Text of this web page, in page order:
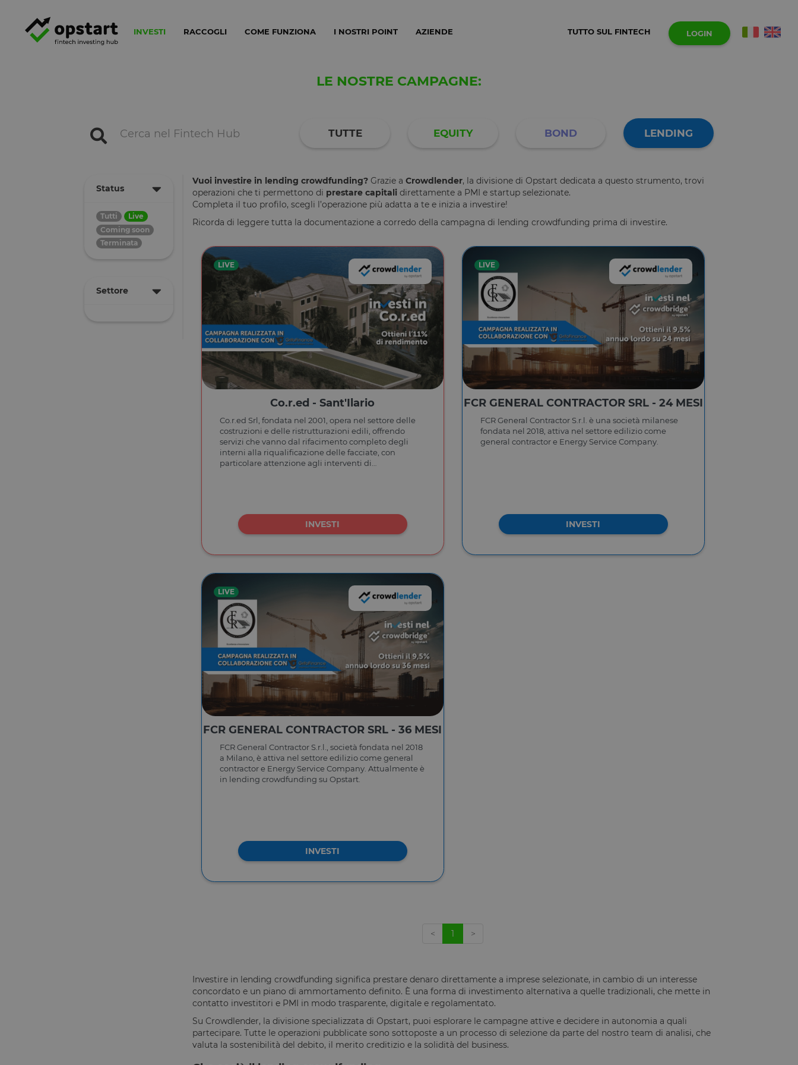
INVESTI RACCOGLI COME FUNZIONA I NOSTRI POINT AZIENDE TUTTO SUL FINTECH LOGIN
LE NOSTRE CAMPAGNE:
TUTTE EQUITY BOND LENDING
Status
Tutti
Live
Coming soon
Terminata
Settore
Vuoi investire in lending crowdfunding?Grazie a Crowdlender, la divisione di Opstart dedicata a questo strumento, trovi
operazioni che ti permettono di prestare capitalidirettamente a PMI e startup selezionate.
Completa il tuo profilo, scegli l’operazione più adatta a te e inizia a investire!
Ricorda di leggere tutta la documentazione a corredo della campagna di lending crowdfunding prima di investire.
LIVE
Co.r.ed - Sant'Ilario
Co.r.ed Srl, fondata nel 2001, opera nel settore delle
costruzioni e delle ristrutturazioni edili, offrendo
servizi che vanno dal rifacimento completo degli
interni alla riqualificazione delle facciate, con
particolare attenzione agli interventi di
INVESTI
LIVE
FCR GENERAL CONTRACTOR SRL - 24 MESI
FCR General Contractor S.r.l. è una società milanese
fondata nel 2018, attiva nel settore edilizio come
general contractor e Energy Service Company.
INVESTI
LIVE
FCR GENERAL CONTRACTOR SRL - 36 MESI
FCR General Contractor S.r.l., società fondata nel 2018
a Milano, è attiva nel settore edilizio come general
contractor e Energy Service Company. Attualmente è
in lending crowdfunding su Opstart.
INVESTI
< 1 >
Investire in lending crowdfunding significa prestare denaro direttamente a imprese selezionate, in cambio di un interesse
concordato e un piano di ammortamento definito. È una forma di investimento alternativa a quelle tradizionali, che mette in
contatto investitori e PMI in modo trasparente, digitale e regolamentato.
Su Crowdlender, la divisione specializzata di Opstart, puoi esplorare le campagne attive e decidere in autonomia a quali
partecipare. Tutte le operazioni pubblicate sono sottoposte a un processo di selezione da parte del nostro team di analisi, che
valuta la sostenibilità del debito, il merito creditizio e la solidità del business.